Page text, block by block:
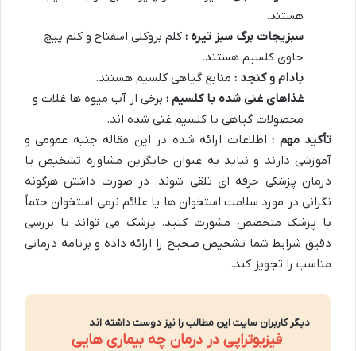
هستند.
سبزیجات برگ سبز تیره : کلم بروکلی اسفناج و کلم پیچ
حاوی کلسیم هستند.
بادام و کنجد : منابع گیاهی کلسیم هستند.
غذاهای غنی شده با کلسیم : برخی از آب میوه ها غلات و
محصولات گیاهی با کلسیم غنی شده اند.
تأکید مهم : اطلاعات ارائه شده در این مقاله جنبه عمومی و
آموزشی دارند و نباید به عنوان جایگزین مشاوره تشخیص یا
درمان پزشکی حرفه ای تلقی شوند. در صورت داشتن هرگونه
نگرانی در مورد سلامت استخوان ها یا علائم نرمی استخوان حتماً
با پزشک متخصص مشورت کنید. پزشک می تواند با بررسی
دقیق شرایط شما تشخیص صحیح را ارائه داده و برنامه درمانی
مناسب را تجویز کند.
دیگر کاربران سایت این مطالب را نیز دوست داشته اند
فیزیوتراپی در درمان چه بیماری هایی